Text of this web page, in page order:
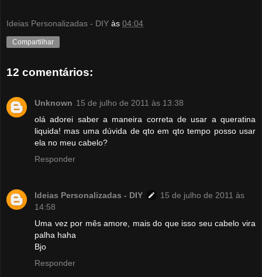
Ideias Personalizadas - DIY às 04:04
Compartilhar
12 comentários:
Unknown 15 de julho de 2011 às 13:38
olá adorei saber a maneira correta de usar a queratina
liquida! mas uma dúvida de qto em qto tempo posso usar
ela no meu cabelo?
Responder
Ideias Personalizadas - DIY
15 de julho de 2011 às
14:58
Uma vez por mês amore, mais do que isso seu cabelo vira
palha haha
Bjo
Responder